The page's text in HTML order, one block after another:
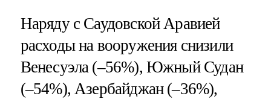
Наряду с Саудовской Аравией
расходы на вооружения снизили
Венесуэла (–56%), Южный Судан
(–54%), Азербайджан (–36%),